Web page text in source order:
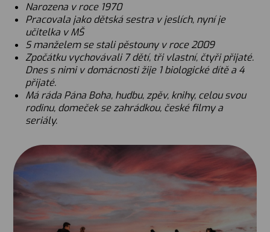
Narozena v roce 1970
Pracovala jako dětská sestra v jeslích, nyní je
učitelka v MŠ
S manželem se stali pěstouny v roce 2009
Zpočátku vychovávali 7 dětí, tři vlastní, čtyři přijaté.
Dnes s nimi v domácnosti žije 1 biologické dítě a 4
přijaté.
Má ráda Pána Boha, hudbu, zpěv, knihy, celou svou
rodinu, domeček se zahrádkou, české filmy a
seriály.